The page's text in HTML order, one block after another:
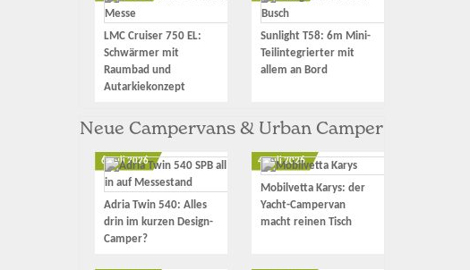
LMC Cruiser 750 EL:
Schwärmer mit
Raumbad und
Autarkiekonzept
Sunlight T58: 6m Mini-
Teilintegrierter mit
allem an Bord
Neue Campervans & Urban Camper
6. Juli 2026
Adria Twin 540: Alles
drin im kurzen Design-
Camper?
4. Juli 2026
Mobilvetta Karys: der
Yacht-Campervan
macht reinen Tisch